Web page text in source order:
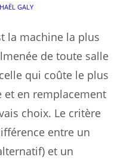
GALY
la machine la plus
de toute salle
qui coûte le plus
et en remplacement
choix. Le critère
entre un
et un